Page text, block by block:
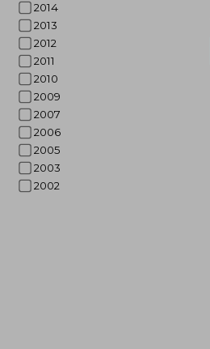
2014
2013
2012
2011
2010
2009
2007
2006
2005
2003
2002